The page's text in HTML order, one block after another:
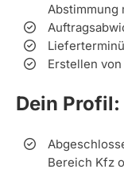
Abstimmung
Erstellen
Dein Profil:
Bereich Kfz